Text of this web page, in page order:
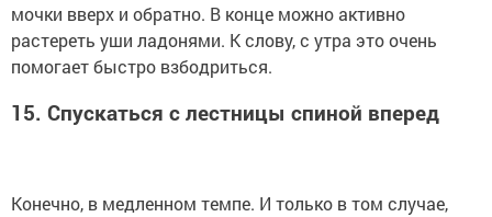
мочки вверх и обратно. В конце можно активно
растереть уши ладонями. К слову, с утра это очень
помогает быстро взбодриться.
15. Спускаться с лестницы спиной вперед
Конечно, в медленном темпе. И только в том случае,